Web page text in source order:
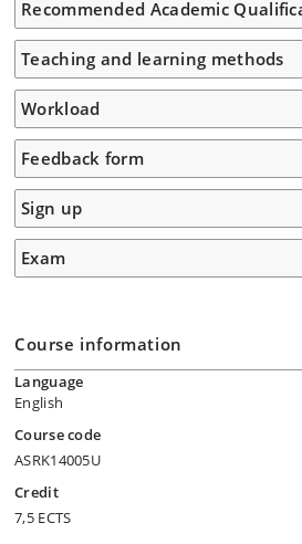
Recommended Academic
Teaching and learning methods
Workload
Feedback form
Sign up
Exam
Course information
Language
English
Course code
ASRK14005U
Credit
7,5 ECTS